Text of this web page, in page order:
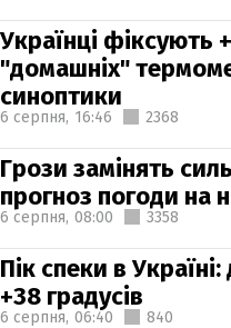
Українці фіксують
"домашніх"
синоптики
6 серпня, 16:46 2368
Грози замінять
прогноз погоди на
6 серпня, 08:00 3358
Пік спеки в
+38 градусів
6 серпня, 06:40 840